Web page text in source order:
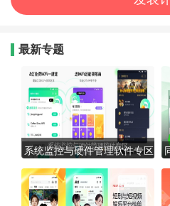
最新专题
系统监控与硬件管理软件专区